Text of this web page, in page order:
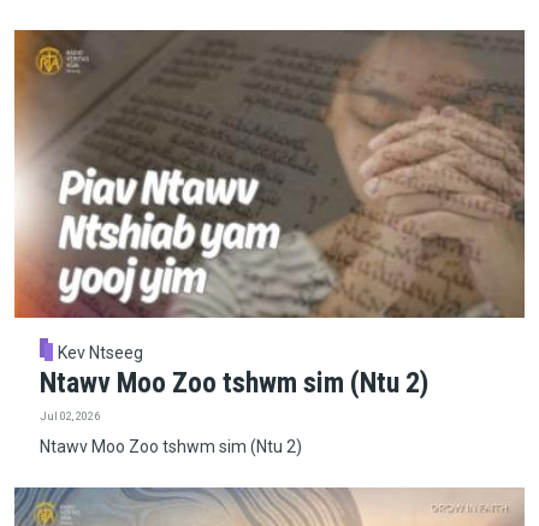
Kev Ntseeg
Ntawv Moo Zoo tshwm sim (Ntu 2)
Jul 02, 2026
Ntawv Moo Zoo tshwm sim (Ntu 2)